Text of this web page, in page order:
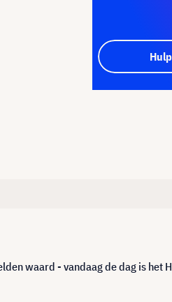
waard - vandaag de dag is het